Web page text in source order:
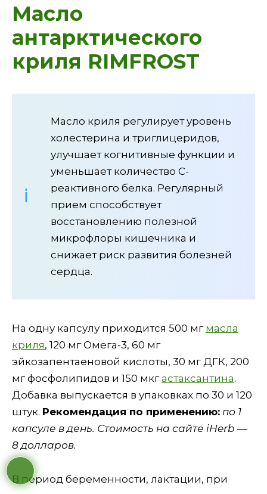
Масло
антарктического
криля RIMFROST
Масло криля регулирует уровень
холестерина и триглицеридов,
улучшает когнитивные функции и
уменьшает количество C-
реактивного белка. Регулярный
прием способствует
восстановлению полезной
микрофлоры кишечника и
снижает риск развития болезней
сердца.
На одну капсулу приходится 500 мг масла
криля, 120 мг Омега-3, 60 мг
эйкозапентаеновой кислоты, 30 мг ДГК, 200
мг фосфолипидов и 150 мкгастаксантина.
Добавка выпускается в упаковках по 30 и 120
штук. Рекомендация по применению: по 1
капсуле в день. Стоимость на сайте iHerb —
8 долларов.
В период беременности, лактации, при